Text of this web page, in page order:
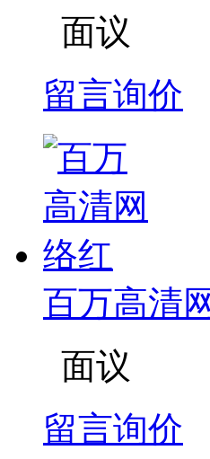
面议
留言询价
百万高清
面议
留言询价